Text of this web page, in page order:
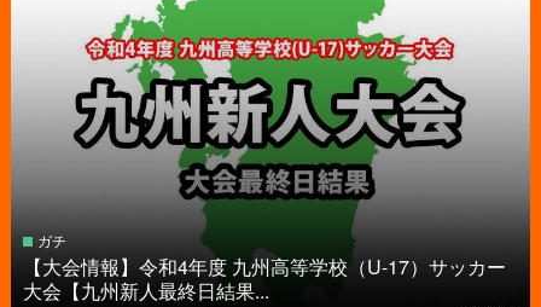
ガチ
【大会情報】令和4年度 九州高等学校（U-17）サッカー
大会【九州新人最終日結果...